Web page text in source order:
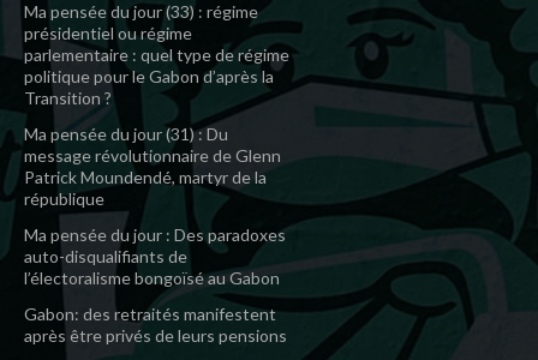
Ma pensée du jour (33) : régime
présidentiel ou régime
parlementaire : quel type de régime
politique pour le Gabon d’après la
Transition ?
Ma pensée du jour (31) : Du
message révolutionnaire de Glenn
Patrick Moundendé, martyr de la
république
Ma pensée du jour : Des paradoxes
auto-disqualifiants de
l’électoralisme bongoïsé au Gabon
Gabon: des retraités manifestent
après être privés de leurs pensions